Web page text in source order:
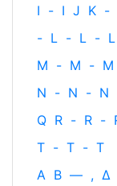
I - I J K -
- L - L - L
M - M - M
N - N - N
Q R - R -
T - T - T
Α Β — , Δ